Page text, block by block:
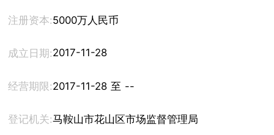
注册资本:5000万人民币
成立日期:2017-11-28
经营期限: 2017-11-28 至 --
登记机关:马鞍山市花山区市场监督管理局